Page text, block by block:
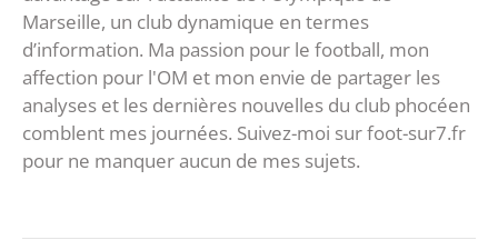
Marseille, un club dynamique en termes
d’information. Ma passion pour le football, mon
affection pour l'OM et mon envie de partager les
analyses et les dernières nouvelles du club phocéen
comblent mes journées. Suivez-moi sur foot-sur7.fr
pour ne manquer aucun de mes sujets.